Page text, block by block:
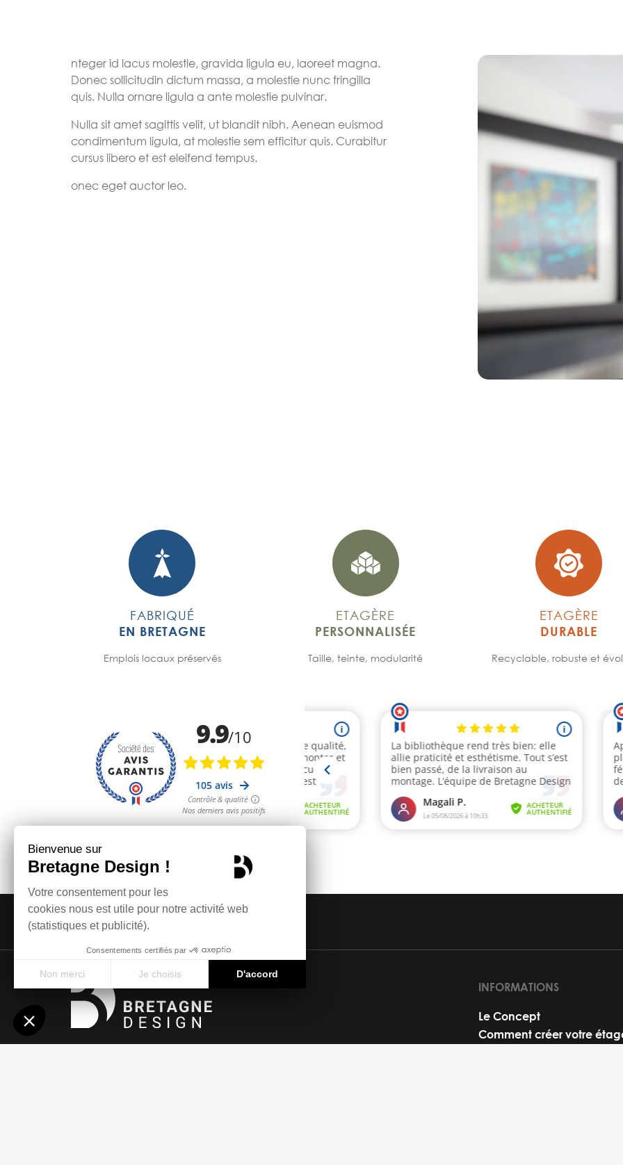
nteger id lacus molestie, gravida ligula eu, laoreet magna.
Donec sollicitudin dictum massa, a molestie nunc fringilla
quis. Nulla ornare ligula a ante molestie pulvinar.
Nulla sit amet sagittis velit, ut blandit nibh. Aenean euismod
condimentum ligula, at molestie sem efficitur quis. Curabitur
cursus libero et est eleifend tempus.
onec eget auctor leo.
FABRIQUÉ
EN BRETAGNE
Emplois locaux préservés
ETAGÈRE
PERSONNALISÉE
Taille, teinte, modularité
ETAGÈRE
DURABLE
Recyclable, robuste et
Suivez-nous
INFORMATIONS
Le Concept
Comment créer votre